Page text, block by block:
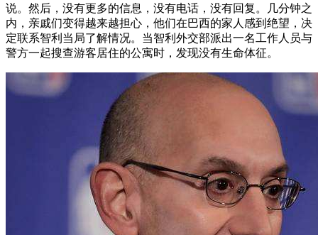
说。然后，没有更多的信息，没有电话，没有回复。几分钟之
内，亲戚们变得越来越担心，他们在巴西的家人感到绝望，决
定联系智利当局了解情况。当智利外交部派出一名工作人员与
警方一起搜查游客居住的公寓时，发现没有生命体征。